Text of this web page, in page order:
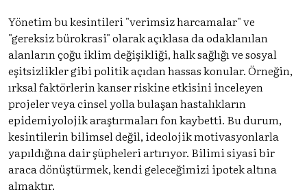
Yönetim bu kesintileri "verimsiz harcamalar" ve
"gereksiz bürokrasi" olarak açıklasa da odaklanılan
alanların çoğu iklim değişikliği, halk sağlığı ve sosyal
eşitsizlikler gibi politik açıdan hassas konular. Örneğin,
ırksal faktörlerin kanser riskine etkisini inceleyen
projeler veya cinsel yolla bulaşan hastalıkların
epidemiyolojik araştırmaları fon kaybetti. Bu durum,
kesintilerin bilimsel değil, ideolojik motivasyonlarla
yapıldığına dair şüpheleri artırıyor. Bilimi siyasi bir
araca dönüştürmek, kendi geleceğimizi ipotek altına
almaktır.